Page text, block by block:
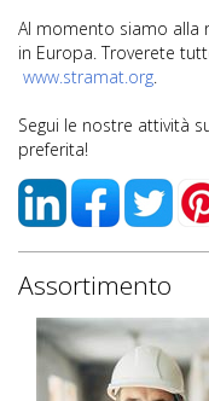
Al momento siamo alla
in Europa. Troverete
www.stramat.org.
Segui le nostre attività
preferita!
Assortimento